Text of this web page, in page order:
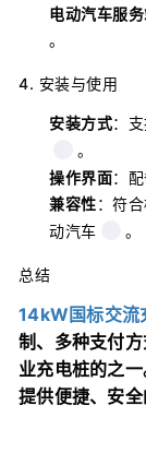
电动汽车服
。
4. 安装与使用
安装方式：
。
操作界面：
兼容性：符
动汽车
。
总结
14kW国标交流
制、多种支付
业充电桩的之
提供便捷、安全